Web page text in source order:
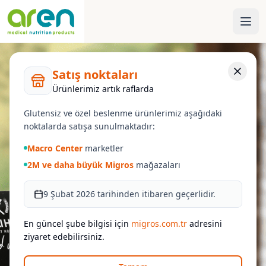
Satış noktaları
Ürünlerimiz artık raflarda
Glutensiz ve özel beslenme ürünlerimiz aşağıdaki
noktalarda satışa sunulmaktadır:
Macro Center marketler
2M ve daha büyük Migros mağazaları
9 Şubat 2026 tarihinden itibaren geçerlidir.
En güncel şube bilgisi için migros.com.tr adresini
ziyaret edebilirsiniz.